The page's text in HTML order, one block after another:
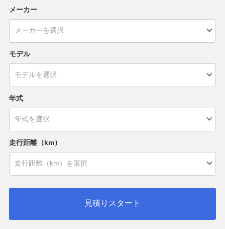
メーカー
モデル
年式
走行距離（km）
見積りスタート